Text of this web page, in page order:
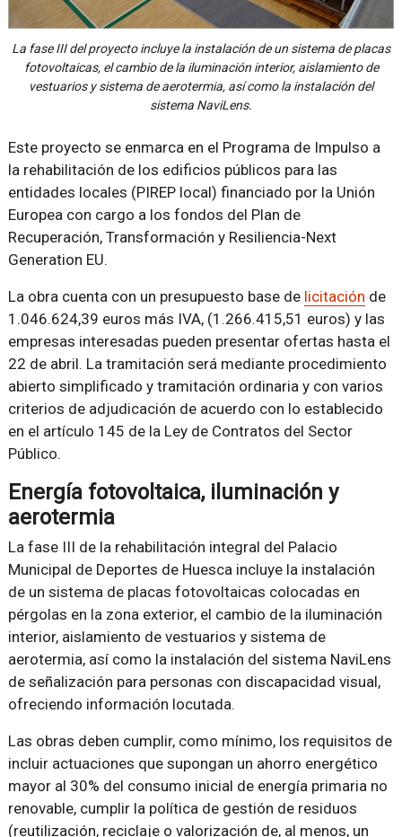
La fase III del proyecto incluye la instalación de un sistema de placas
fotovoltaicas, el cambio de la iluminación interior, aislamiento de
vestuarios y sistema de aerotermia, así como la instalación del
sistema NaviLens.
Este proyecto se enmarca en el Programa de Impulso a
la rehabilitación de los edificios públicos para las
entidades locales (PIREP local) financiado por la Unión
Europea con cargo a los fondos del Plan de
Recuperación, Transformación y Resiliencia-Next
Generation EU.
La obra cuenta con un presupuesto base de licitación de
1.046.624,39 euros más IVA, (1.266.415,51 euros) y las
empresas interesadas pueden presentar ofertas hasta el
22 de abril. La tramitación será mediante procedimiento
abierto simplificado y tramitación ordinaria y con varios
criterios de adjudicación de acuerdo con lo establecido
en el artículo 145 de la Ley de Contratos del Sector
Público.
Energía fotovoltaica, iluminación y
aerotermia
La fase III de la rehabilitación integral del Palacio
Municipal de Deportes de Huesca incluye la instalación
de un sistema de placas fotovoltaicas colocadas en
pérgolas en la zona exterior, el cambio de la iluminación
interior, aislamiento de vestuarios y sistema de
aerotermia, así como la instalación del sistema NaviLens
de señalización para personas con discapacidad visual,
ofreciendo información locutada.
Las obras deben cumplir, como mínimo, los requisitos de
incluir actuaciones que supongan un ahorro energético
mayor al 30% del consumo inicial de energía primaria no
renovable, cumplir la política de gestión de residuos
(reutilización, reciclaje o valorización de, al menos, un